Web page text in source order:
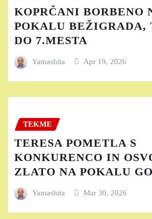
KOPRČANI BORBENO
POKALU BEŽIGRADA,
DO 7.MESTA
Yamashita Apr 19, 2026
TEKME
TERESA POMETLA S
KONKURENCO IN
ZLATO NA POKALU
Yamashita Mar 30, 2026